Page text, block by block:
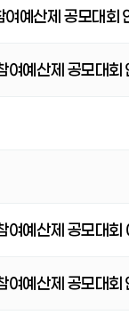
예산제 공모대회
예산제 공모대회
예산제 공모대회
예산제 공모대회